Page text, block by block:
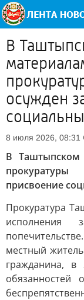
В
осужден
8 июля 2026, 08:31
В Таштыпском
присвоение
Прокуратура
исполнения
местный
гражданина,